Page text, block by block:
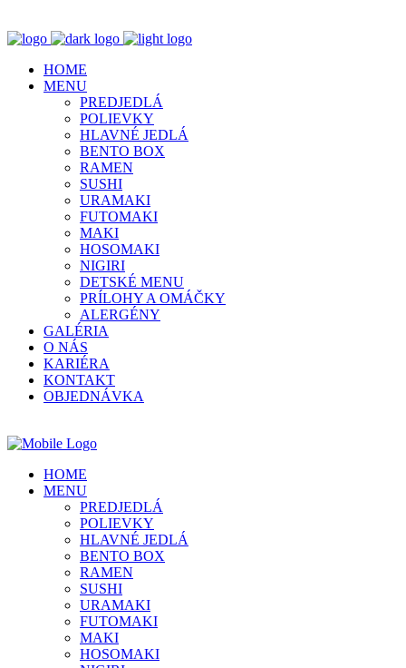
HOME
MENU
PREDJEDLÁ
POLIEVKY
HLAVNÉ JEDLÁ
BENTO BOX
RAMEN
SUSHI
URAMAKI
FUTOMAKI
MAKI
HOSOMAKI
NIGIRI
DETSKÉ MENU
PRÍLOHY A OMÁČKY
ALERGÉNY
GALÉRIA
O NÁS
KARIÉRA
KONTAKT
OBJEDNÁVKA
HOME
MENU
PREDJEDLÁ
POLIEVKY
HLAVNÉ JEDLÁ
BENTO BOX
RAMEN
SUSHI
URAMAKI
FUTOMAKI
MAKI
HOSOMAKI